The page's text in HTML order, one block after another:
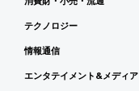
テクノロジー
情報通信
エンタテイメント&メディア